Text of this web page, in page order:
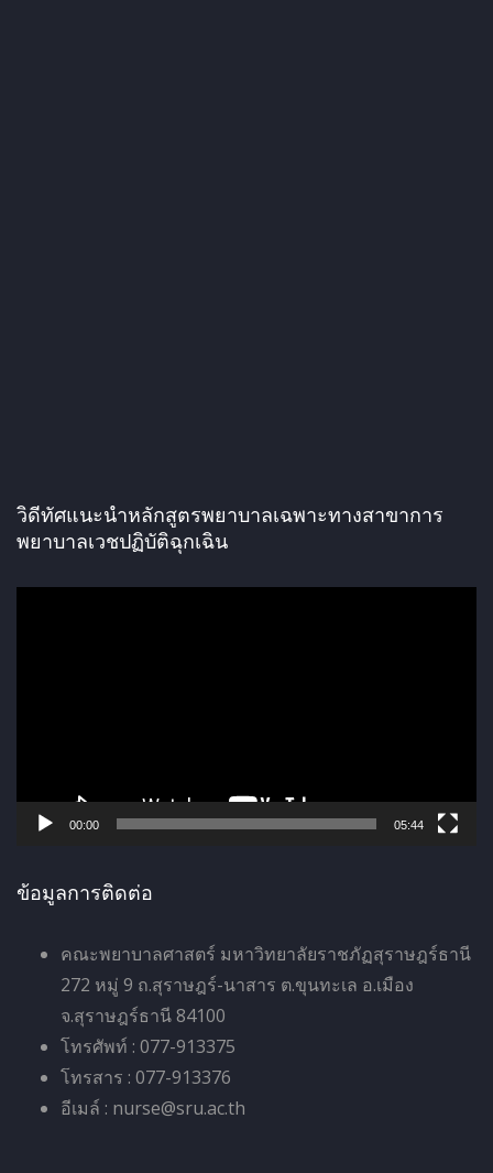
วิดีทัศแนะนำหลักสูตรพยาบาลเฉพาะทางสาขาการ
พยาบาลเวชปฏิบัติฉุกเฉิน
ดี
00:00 05:44
ข้อมูลการติดต่อ
คณะพยาบาลศาสตร์ มหาวิทยาลัยราชภัฏสุราษฎร์ธานี
272 หมู่ 9 ถ.สุราษฎร์-นาสาร ต.ขุนทะเล อ.เมือง
จ.สุราษฎร์ธานี 84100
โทรศัพท์ : 077-913375
โทรสาร : 077-913376
อีเมล์ : nurse@sru.ac.th